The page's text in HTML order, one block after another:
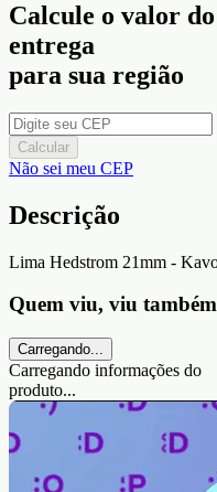
Calcule o valor
entrega
para sua região
Calcular
Não sei meu CEP
Descrição
Lima Hedstrom 21mm -
Quem viu, viu também
Carregando...
Carregando informações do
produto...